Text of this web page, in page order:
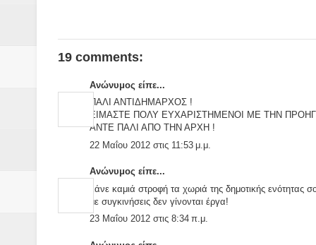
H MAXH ΣTO ΝΤΟΜΠΡΟΥΖΗ
Νεομοναστηριώτικα ...Λαϊκή
Βίντεο του Εφηβικού τμήματος
19 comments:
Ανώνυμος είπε...
ΠΑΛΙ ΑΝΤΙΔΗΜΑΡΧΟΣ !
ΕΙΜΑΣΤΕ ΠΟΛΥ ΕΥΧΑΡΙΣΤΗΜΕΝΟΙ ΜΕ ΤΗΝ
ΑΝΤΕ ΠΑΛΙ ΑΠΟ ΤΗΝ ΑΡΧΗ !
22 Μαΐου 2012 στις 11:53 μ.μ.
Ανώνυμος είπε...
κάνε καμιά στροφή τα χωριά της δημοτικής ενότητας
με συγκινήσεις δεν γίνονται έργα!
23 Μαΐου 2012 στις 8:34 π.μ.